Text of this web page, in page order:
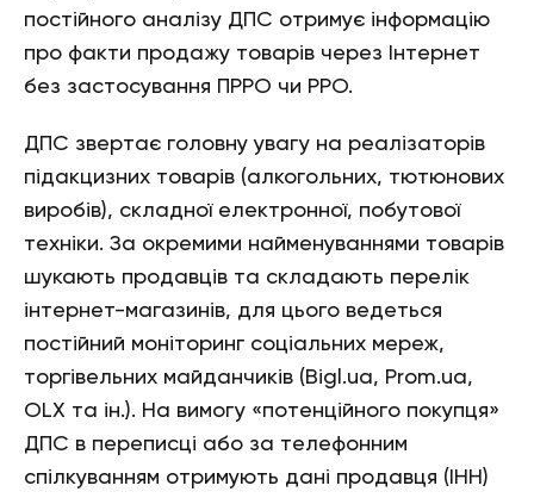
постійного аналізу ДПС отримує інформацію
про факти продажу товарів через Інтернет
без застосування ПРРО чи РРО.
ДПС звертає головну увагу на реалізаторів
підакцизних товарів (алкогольних, тютюнових
виробів), складної електронної, побутової
техніки. За окремими найменуваннями товарів
шукають продавців та складають перелік
інтернет-магазинів, для цього ведеться
постійний моніторинг соціальних мереж,
торгівельних майданчиків (Bigl.ua, Prom.ua,
OLX та ін.). На вимогу «потенційного покупця»
ДПС в переписці або за телефонним
спілкуванням отримують дані продавця (ІНН)